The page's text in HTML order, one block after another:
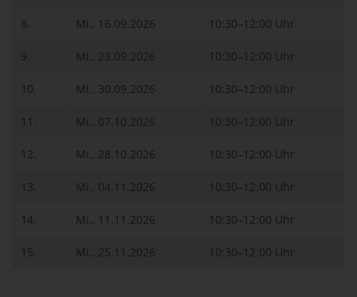
8. Mi., 16.09.2026 10:30–12:00 Uhr
9. Mi., 23.09.2026 10:30–12:00 Uhr
10. Mi., 30.09.2026 10:30–12:00 Uhr
11. Mi., 07.10.2026 10:30–12:00 Uhr
12. Mi., 28.10.2026 10:30–12:00 Uhr
13. Mi., 04.11.2026 10:30–12:00 Uhr
14. Mi., 11.11.2026 10:30–12:00 Uhr
15. Mi., 25.11.2026 10:30–12:00 Uhr